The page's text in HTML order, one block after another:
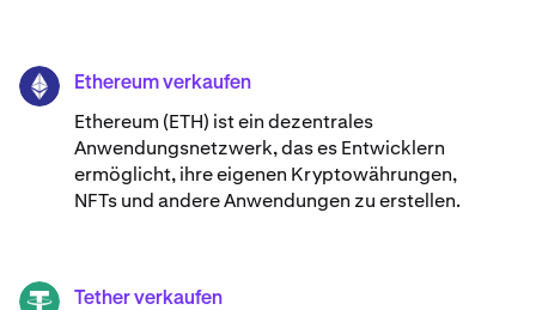
ETH Ethereum verkaufen
Ethereum (ETH) ist ein dezentrales
Anwendungsnetzwerk, das es Entwicklern
ermöglicht, ihre eigenen Kryptowährungen,
NFTs und andere Anwendungen zu erstellen.
USDT Tether verkaufen